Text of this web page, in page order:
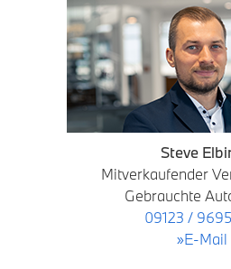
Steve
Mitverkaufender
Gebrauchte
09123 /
»E-Mail